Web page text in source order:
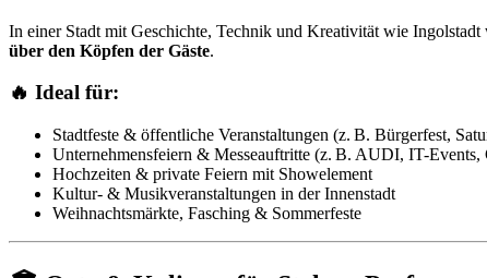
In einer Stadt mit Geschichte, Technik und Kreativität wie
über den Köpfen der Gäste.
🔥 Ideal für:
Stadtfeste & öffentliche Veranstaltungen (z. B. Bürgerfest,
Unternehmensfeiern & Messeauftritte (z. B. AUDI, IT-Events,
Hochzeiten & private Feiern mit Showelement
Kultur- & Musikveranstaltungen in der Innenstadt
Weihnachtsmärkte, Fasching & Sommerfeste